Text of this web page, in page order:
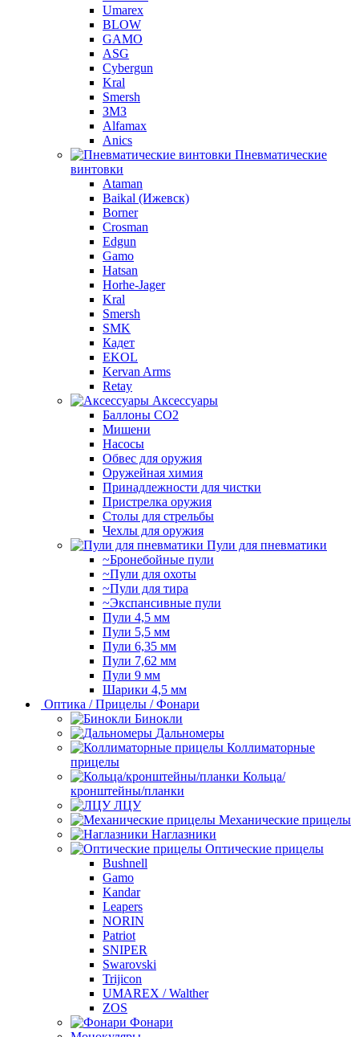
Umarex
BLOW
GAMO
ASG
Cybergun
Kral
Smersh
ЗМЗ
Alfamax
Anics
Пневматические
винтовки
Ataman
Baikal (Ижевск)
Borner
Crosman
Edgun
Gamo
Hatsan
Horhe-Jager
Kral
Smersh
SMK
Кадет
EKOL
Kervan Arms
Retay
Аксессуары
Баллоны СО2
Мишени
Насосы
Обвес для оружия
Оружейная химия
Принадлежности для чистки
Пристрелка оружия
Столы для стрельбы
Чехлы для оружия
Пули для пневматики
~Бронебойные пули
~Пули для охоты
~Пули для тира
~Экспансивные пули
Пули 4,5 мм
Пули 5,5 мм
Пули 6,35 мм
Пули 7,62 мм
Пули 9 мм
Шарики 4,5 мм
Оптика / Прицелы / Фонари
Бинокли
Дальномеры
Коллиматорные
прицелы
Кольца/
кронштейны/планки
ЛЦУ
Механические прицелы
Наглазники
Оптические прицелы
Bushnell
Gamo
Kandar
Leapers
NORIN
Patriot
SNIPER
Swarovski
Trijicon
UMAREX / Walther
ZOS
Фонари